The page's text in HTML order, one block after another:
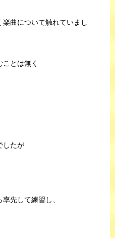
曲について触れていまし
とは無く
したが
先して練習し、